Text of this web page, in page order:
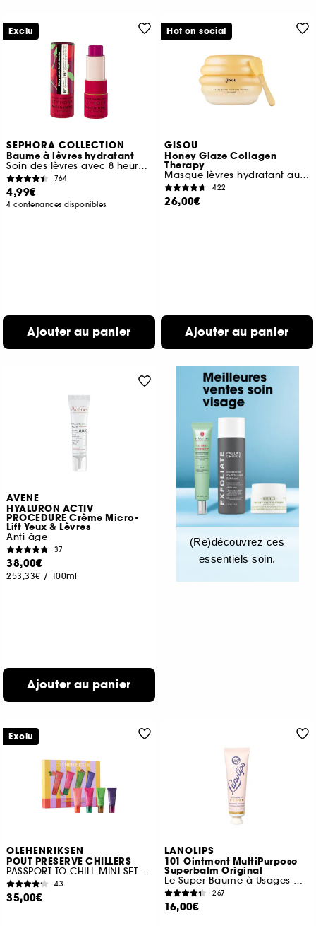
SEPHORA COLLECTION
Baume à lèvres hydratant
Soin des lèvres avec 8 heures d'hydratation
764
4,99€
4 contenances disponibles
Ajouter au panier
Exclu
GISOU
Honey Glaze Collagen
Therapy
Masque lèvres hydratant au miel
422
26,00€
Ajouter au panier
Hot on social
AVENE
HYALURON ACTIV
PROCEDURE Crème Micro-
Lift Yeux & Lèvres
Anti âge
37
38,00€
253,33€ / 100ml
Ajouter au panier
(Re)découvrez ces
essentiels soin.
OLEHENRIKSEN
POUT PRESERVE CHILLERS
PASSPORT TO CHILL MINI SET SOIN LÈVRES
43
35,00€
Exclu
LANOLIPS
101 Ointment MultiPurpose
Superbalm Original
Le Super Baume à Usages Multiples
267
16,00€